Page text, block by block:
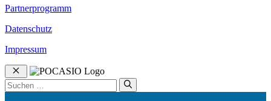
Partnerprogramm
Datenschutz
Impressum
Schließen
Suchen
nach: